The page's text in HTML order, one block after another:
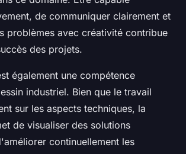
de communiquer clairement et
problèmes avec créativité contribue
des projets.
également une compétence
industriel. Bien que le travail
sur les aspects techniques, la
de visualiser des solutions
continuellement les